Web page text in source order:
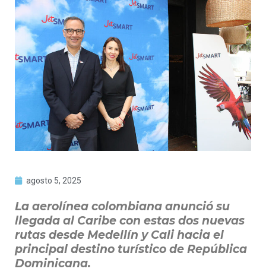
agosto 5, 2025
La aerolínea colombiana anunció su
llegada al Caribe con estas dos nuevas
rutas desde Medellín y Cali hacia el
principal destino turístico de República
Dominicana.